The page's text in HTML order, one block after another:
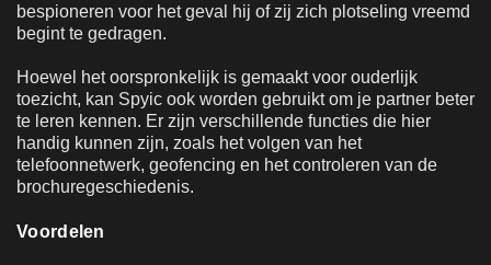
bespioneren voor het geval hij of zij zich plotseling vreemd
begint te gedragen.
Hoewel het oorspronkelijk is gemaakt voor ouderlijk
toezicht, kan Spyic ook worden gebruikt om je partner beter
te leren kennen. Er zijn verschillende functies die hier
handig kunnen zijn, zoals het volgen van het
telefoonnetwerk, geofencing en het controleren van de
brochuregeschiedenis.
Voordelen